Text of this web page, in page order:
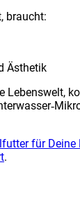
braucht:
Ästhe­tik
Lebens­welt,
für
.